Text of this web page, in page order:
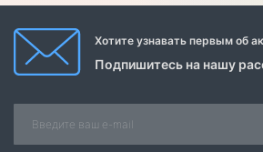
Хотите узнавать первым об
Подпишитесь на нашу